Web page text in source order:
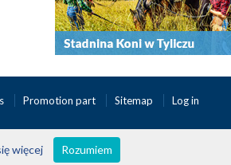
Promotion part Sitemap Log in
więcej Rozumiem